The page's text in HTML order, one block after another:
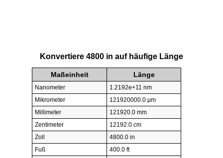
Konvertiere 4800 in auf häufige Länge
Maßeinheit Länge
Nanometer
1.2192e+11 nm
Mikrometer
121920000.0 µm
Millimeter
121920.0 mm
Zentimeter
12192.0 cm
Zoll
4800.0 in
Fuß
400.0 ft